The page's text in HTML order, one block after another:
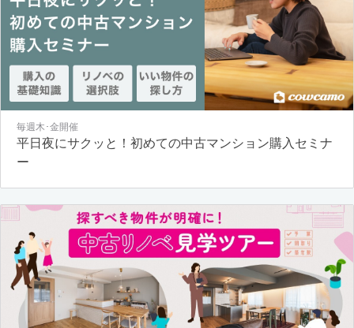
毎週木･金開催
平日夜にサクッと！初めての中古マンション購入セミナ
ー